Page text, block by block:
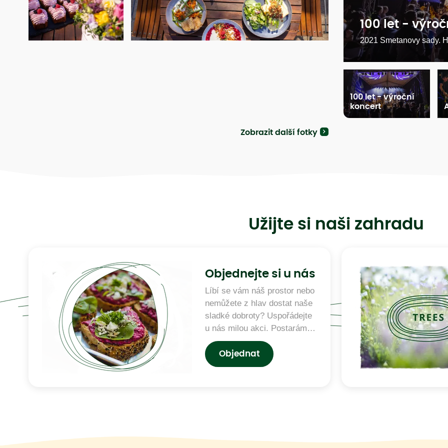
Zobrazit další fotky
100 let -
2021 Smetanovy sady.
100 let - výroční
koncert
Užijte si naši zahradu
Objednejte si u nás
Líbí se vám náš prostor nebo
nemůžete z hlav dostat naše
sladké dobroty? Uspořádejte
u nás milou akci. Postaráme
se o výzdobu, catering a
hlavně o to, aby káva nikdy
nedošla.
Objednat